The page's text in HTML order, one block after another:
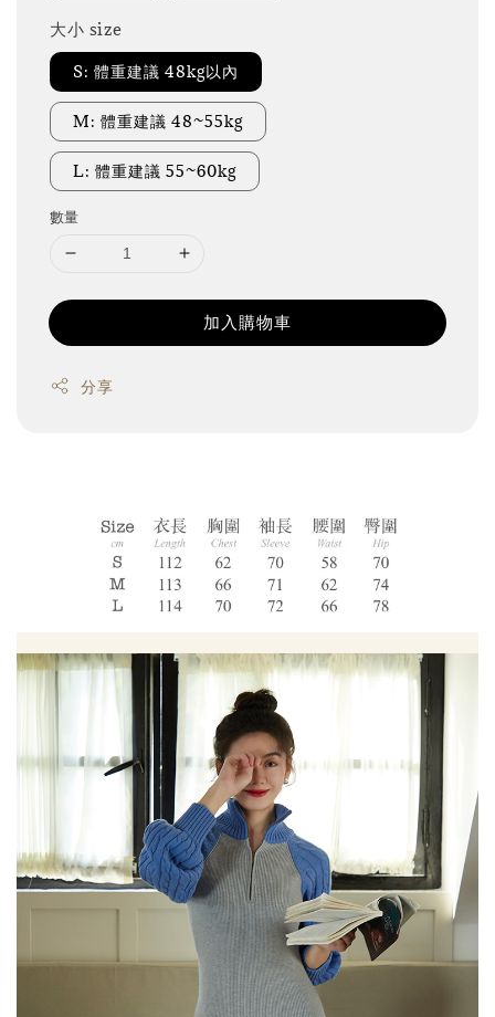
大小 size
S: 體重建議 48kg以內
M: 體重建議 48~55kg
L: 體重建議 55~60kg
數量
加入購物車
分享